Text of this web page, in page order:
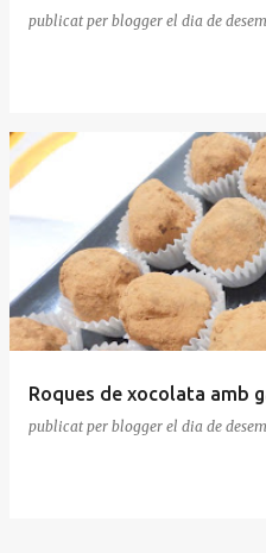
publicat per blogger el dia de
Roques de xocolata amb
publicat per blogger el dia de